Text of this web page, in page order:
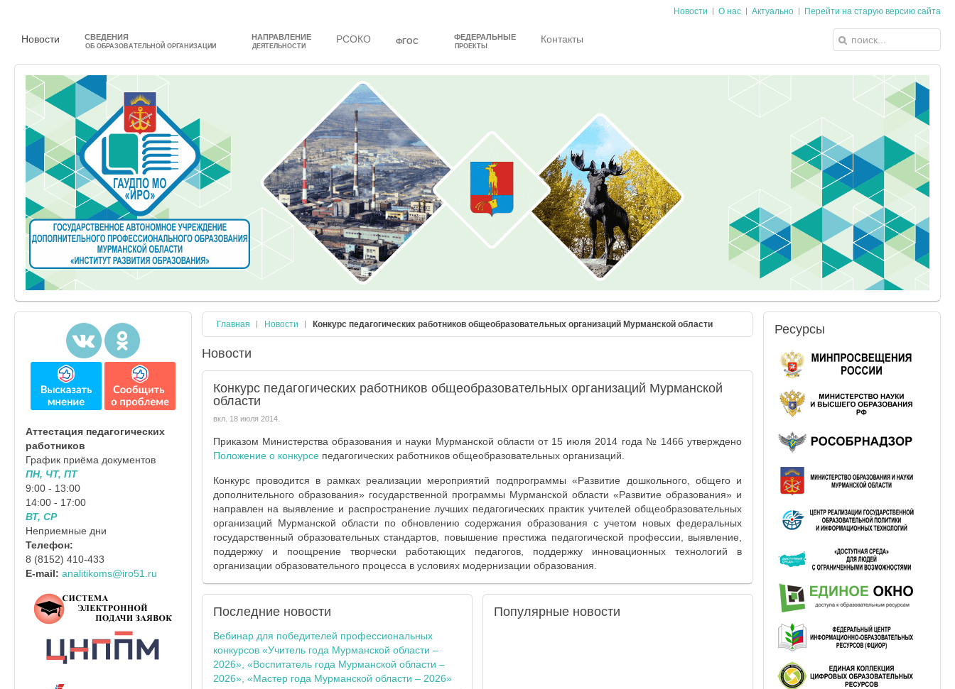
Новости О нас Актуально Перейти на старую версию сайта
Новости СВЕДЕНИЯ
ОБ ОБРАЗОВАТЕЛЬНОЙ ОРГАНИЗАЦИИ
НАПРАВЛЕНИЕ
ДЕЯТЕЛЬНОСТИ
РСОКО ФГОС ФЕДЕРАЛЬНЫЕ
ПРОЕКТЫ
Контакты
Главная Новости Конкурс педагогических работников общеобразовательных организаций Мурманской области
Новости
Конкурс педагогических работников общеобразовательных организаций Мурманской
области
вкл. 18 июля 2014.
Приказом Министерства образования и науки Мурманской области от 15 июля 2014 года № 1466 утверждено
Положение о конкурсепедагогических работников общеобразовательных организаций.
Конкурс проводится в рамках реализации мероприятий подпрограммы «Развитие дошкольного, общего и
дополнительного образования» государственной программы Мурманской области «Развитие образования» и
направлен на выявление и распространение лучших педагогических практик учителей общеобразовательных
организаций Мурманской области по обновлению содержания образования с учетом новых федеральных
государственный образовательных стандартов, повышение престижа педагогической профессии, выявление,
поддержку и поощрение творчески работающих педагогов, поддержку инновационных технологий в
организации образовательного процесса в условиях модернизации образования.
Последниеновости
Вебинар для победителей профессиональных
конкурсов «Учитель года Мурманской области –
2026», «Воспитатель года Мурманской области –
2026», «Мастер года Мурманской области – 2026»
Популярныеновости
Аттестация педагогических
работников
График приёма документов
ПН, ЧТ, ПТ
9:00 - 13:00
14:00 - 17:00
ВТ, СР
Неприемные дни
Телефон:
8 (8152) 410-433
E-mail: analitikoms@iro51.ru
Ресурсы